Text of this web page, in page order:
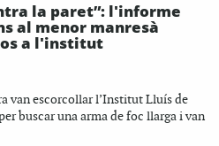
la paret”: l'informe
al menor manresà
a l'institut
van escorcollar l’Institut Lluís de
buscar una arma de foc llarga i van